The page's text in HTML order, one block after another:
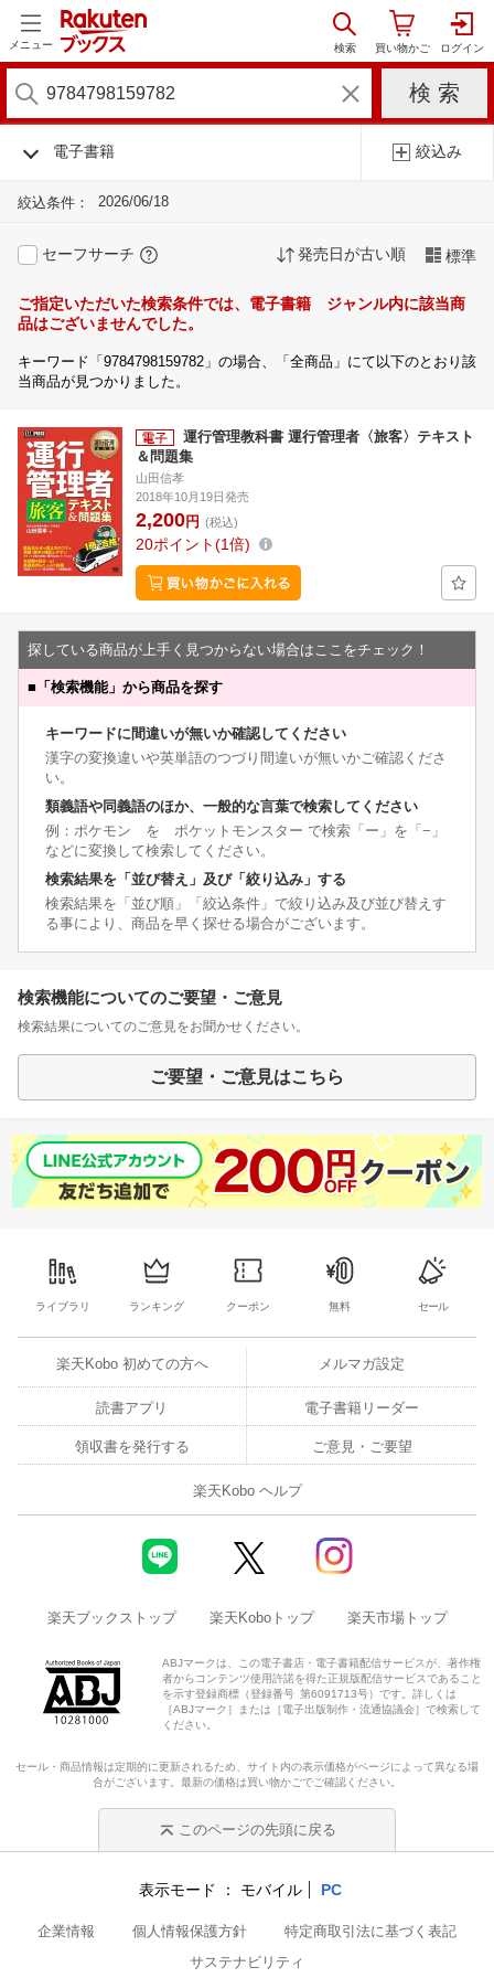
メニュー
電子書籍 絞込み
絞込条件： 2026/06/18
セーフサーチ 発売日が古い順 標準
ご指定いただいた検索条件では、電子書籍 ジャンル内に該当商
品はございませんでした。
キーワード「9784798159782」の場合、「全商品」にて以下のとおり該
当商品が見つかりました。
運行管理教科書 運行管理者〈旅客〉テキスト
＆問題集
山田信孝
2018年10月19日発売
2,200円 (税込)
20ポイント 1倍
探している商品が上手く見つからない場合はここをチェック！
■ 「検索機能」から商品を探す
キーワードに間違いが無いか確認してください
漢字の変換違いや英単語のつづり間違いが無いかご確認くださ
い。
類義語や同義語のほか、一般的な言葉で検索してください
例：ポケモン を ポケットモンスター で検索「ー」を「−」
などに変換して検索してください。
検索結果を「並び替え」及び「絞り込み」する
検索結果を「並び順」「絞込条件」で絞り込み及び並び替えす
る事により、商品を早く探せる場合がございます。
検索機能についてのご要望・ご意見
検索結果についてのご意見をお聞かせください。
ご要望・ご意見はこちら
ライブラリ ランキング クーポン 無料 セール
楽天Kobo 初めての方へ メルマガ設定
読書アプリ 電子書籍リーダー
領収書を発行する ご意見・ご要望
楽天Kobo ヘルプ
楽天ブックストップ 楽天Koboトップ 楽天市場トップ
ABJマークは、この電子書店・電子書籍配信サービスが、著作権
者からコンテンツ使用許諾を得た正規版配信サービスであること
を示す登録商標（登録番号 第6091713号）です。詳しくは
［ABJマーク］または［電子出版制作・流通協議会］で検索して
ください。
セール・商品情報は定期的に更新されるため、サイト内の表示価格がページによって異なる場
合がございます。最新の価格は買い物かごでご確認ください。
このページの先頭に戻る
表示モード モバイル PC
企業情報 個人情報保護方針
特定商取引法に基づく表記
サステナビリティ